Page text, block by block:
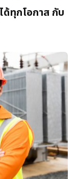
ทุกโอกาส กับ